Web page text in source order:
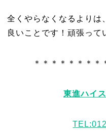
全くやらなくなるよりは
良いことです！頑張って
＊＊＊＊＊＊＊＊
東進ハイ